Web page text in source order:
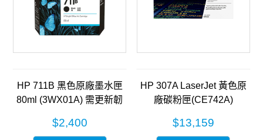
HP 711B 黑色原廠墨水匣
80ml (3WX01A) 需更新韌
$2,400
HP 307A LaserJet 黃色原
廠碳粉匣(CE742A)
$13,159